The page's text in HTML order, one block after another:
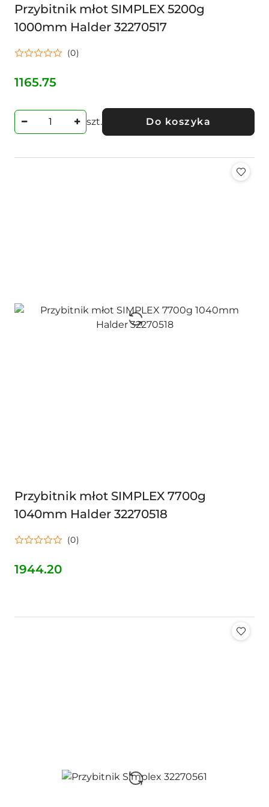
Przybitnik młot SIMPLEX 5200g
1000mm Halder 32270517
(0)
Cena:
1165.75
szt. Do koszyka
Przybitnik młot SIMPLEX 7700g
1040mm Halder 32270518
(0)
Cena:
1944.20